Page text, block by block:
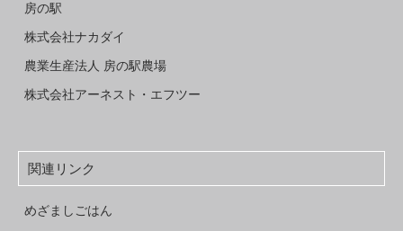
房の駅
株式会社ナカダイ
農業生産法人 房の駅農場
株式会社アーネスト・エフツー
関連リンク
めざましごはん